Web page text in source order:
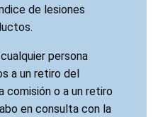
de lesiones
persona
a un retiro del
comisión o a un retiro
en consulta con la